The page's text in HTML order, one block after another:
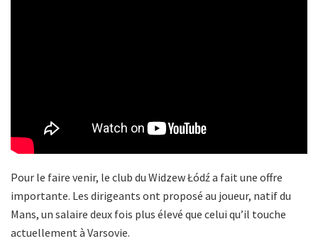
Pour le faire venir, le club du Widzew Łódź a fait une offre
importante. Les dirigeants ont proposé au joueur, natif du
Mans, un salaire deux fois plus élevé que celui qu’il touche
actuellement à Varsovie.